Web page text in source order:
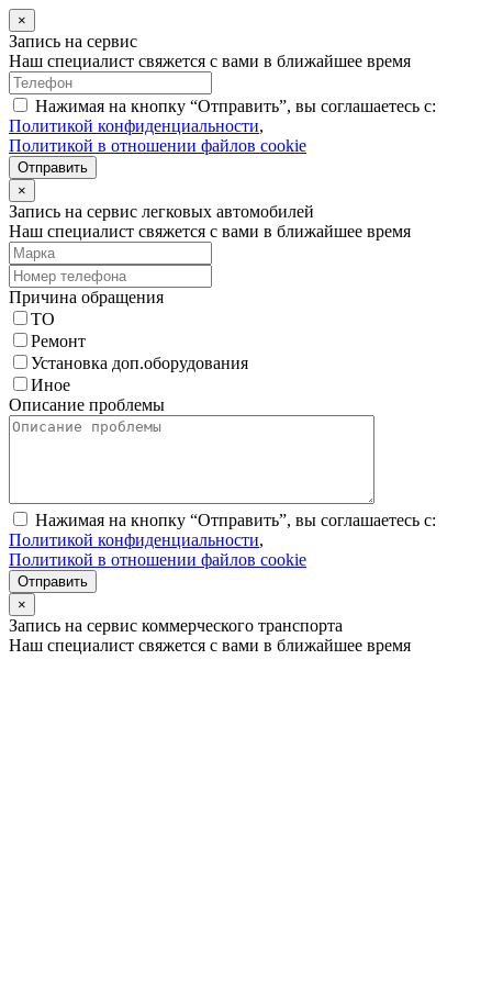
×
Запись на сервис
Наш специалист свяжется с вами в ближайшее время
Нажимая на кнопку “Отправить”, вы соглашаетесь с:
Политикой конфиденциальности,
Политикой в отношении файлов cookie
Отправить
×
Запись на сервис легковых автомобилей
Наш специалист свяжется с вами в ближайшее время
Причина обращения
ТО
Ремонт
Установка доп.оборудования
Иное
Описание проблемы
Нажимая на кнопку “Отправить”, вы соглашаетесь с:
Политикой конфиденциальности,
Политикой в отношении файлов cookie
Отправить
×
Запись на сервис коммерческого транспорта
Наш специалист свяжется с вами в ближайшее время